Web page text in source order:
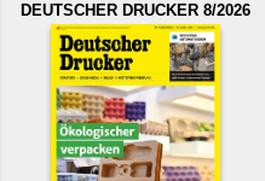
DEUTSCHER DRUCKER 8/2026